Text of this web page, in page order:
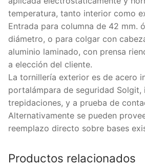
temperatura, tanto interior como
Entrada para columna de 42 mm.
diámetro, o para colgar con
aluminio laminado, con prensa
a elección del cliente.
La tornillería exterior es de acero
portalámpara de seguridad
trepidaciones, y a prueba de
Alternativamente se pueden
reemplazo directo sobre bases
Productos relacionados